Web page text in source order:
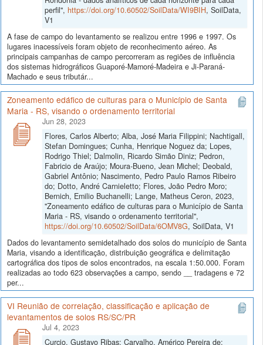
perfil", https://doi.org/10.60502/SoilData/WI9BIH, SoilData,
V1
A fase de campo do levantamento se realizou entre 1996 e 1997. Os
lugares inacessíveis foram objeto de reconhecimento aéreo. As
principais campanhas de campo percorreram as regiões de influência
dos sistemas hidrográficos Guaporé-Mamoré-Madeira e Ji-Paraná-
Machado e seus tributár...
Zoneamento edáfico de culturas para o Município de Santa
Maria - RS, visando o ordenamento territorial
Jun 28, 2023
Flores, Carlos Alberto; Alba, José Maria Filippini; Nachtigall,
Stefan Domingues; Cunha, Henrique Noguez da; Lopes,
Rodrigo Thiel; Dalmolin, Ricardo Simão Diniz; Pedron,
Fabricio de Araújo; Moura-Bueno, Jean Michel; Deobald,
Gabriel Antônio; Nascimento, Pedro Paulo Ramos Ribeiro
do; Dotto, André Carnieletto; Flores, João Pedro Moro;
Bernich, Emilio Buchanelli; Lange, Matheus Ceron, 2023,
"Zoneamento edáfico de culturas para o Município de Santa
Maria - RS, visando o ordenamento territorial",
https://doi.org/10.60502/SoilData/6OMV8G, SoilData, V1
Dados do levantamento semidetalhado dos solos do município de Santa
Maria, visando a identificação, distribuição geográfica e delimitação
cartográfica dos tipos de solos encontrados, na escala 1:50.000. Foram
realizadas ao todo 623 observações a campo, sendo __ tradagens e 72
per...
VI Reunião de correlação, classificação e aplicação de
levantamentos de solos RS/SC/PR
Jul 4, 2023
Curcio, Gustavo Ribas; Carvalho, Américo Pereira de;